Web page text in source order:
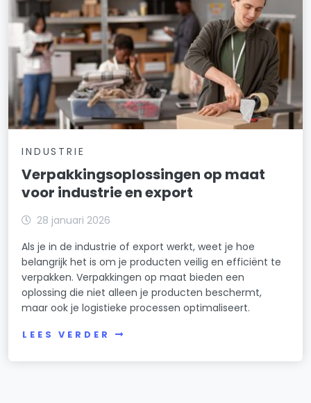
INDUSTRIE
Verpakkingsoplossingen op maat
voor industrie en export
28 januari 2026
Als je in de industrie of export werkt, weet je hoe
belangrijk het is om je producten veilig en efficiënt te
verpakken. Verpakkingen op maat bieden een
oplossing die niet alleen je producten beschermt,
maar ook je logistieke processen optimaliseert.
LEES VERDER